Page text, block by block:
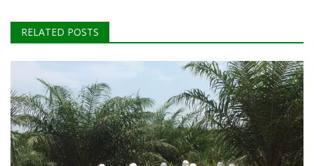
RELATED POSTS